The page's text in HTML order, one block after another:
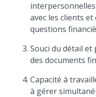
avec les clients
questions
Souci du détail
des documents
Capacité à
à gérer